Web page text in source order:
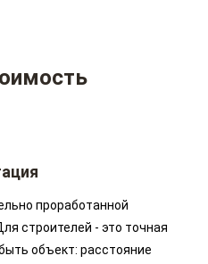
проработанной
строителей - это точная
объект: расстояние